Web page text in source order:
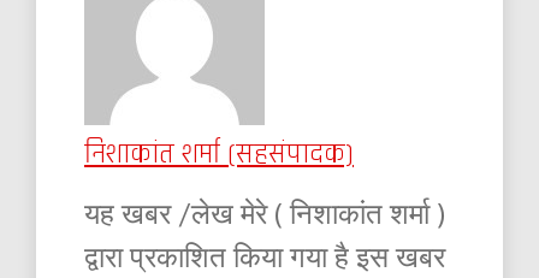
निशाकांत शर्मा (सहसंपादक)
यह खबर /लेख मेरे ( निशाकांत शर्मा )
द्वारा प्रकाशित किया गया है इस खबर